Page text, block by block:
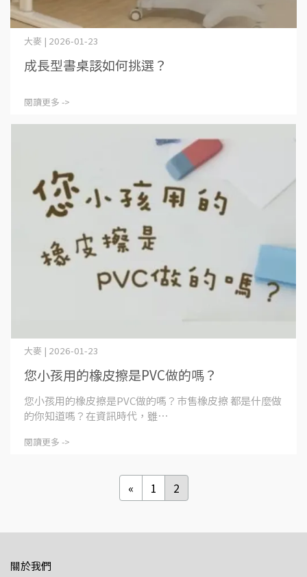
成長型書桌該如何挑選？
大麥 | 2026-01-23
閱讀更多 ->
您小孩用的橡皮擦是PVC做的嗎？
大麥 | 2026-01-23
您小孩用的橡皮擦是PVC做的嗎？市售橡皮擦 都是什麼做
的你知道嗎？在資訊時代，雖⋯
閱讀更多 ->
« 1 2
關於我們